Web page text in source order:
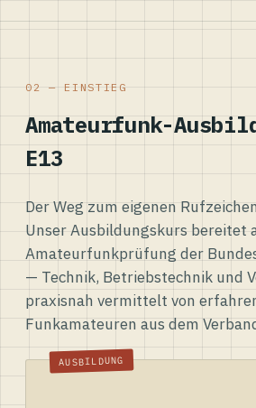
02 — EINSTIEG
Amateurfunk-
E13
Der Weg zum eigenen
Unser Ausbildungskurs bereitet
Amateurfunkprüfung der
— Technik, Betriebstechnik und
praxisnah vermittelt von
Funkamateuren aus dem